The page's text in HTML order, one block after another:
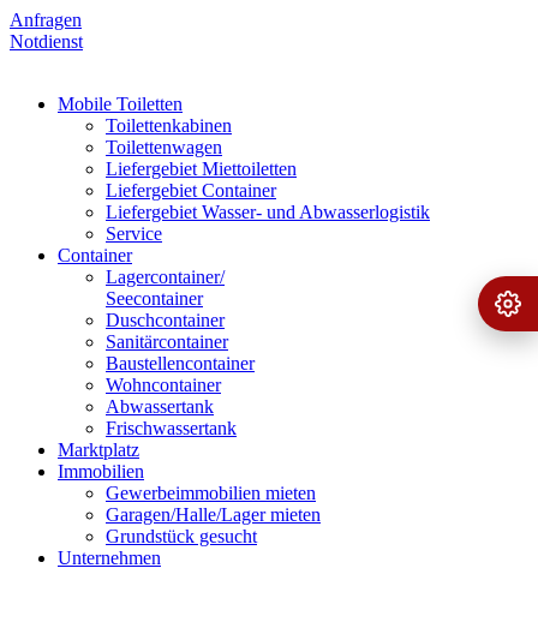
Anfragen
Notdienst
Mobile Toiletten
Toilettenkabinen
Toilettenwagen
Liefergebiet Miettoiletten
Liefergebiet Container
Liefergebiet Wasser- und Abwasserlogistik
Service
Container
Lagercontainer/
Seecontainer
Duschcontainer
Sanitärcontainer
Baustellencontainer
Wohncontainer
Abwassertank
Frischwassertank
Marktplatz
Immobilien
Gewerbeimmobilien mieten
Garagen/Halle/Lager mieten
Grundstück gesucht
Unternehmen
›